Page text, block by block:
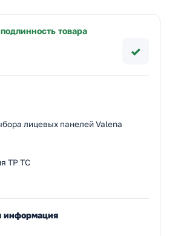
товара
✓
лицевых панелей Valena
ТР ТС
информация